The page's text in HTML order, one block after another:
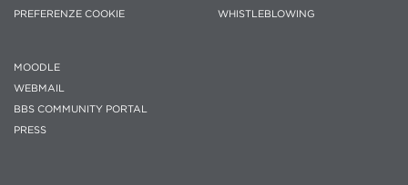
PREFERENZE COOKIE
WHISTLEBLOWING
MOODLE
WEBMAIL
BBS COMMUNITY PORTAL
PRESS